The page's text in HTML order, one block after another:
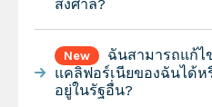
สั่งศาล?
New
ฉันสามารถแก้ไ
แคลิฟอร์เนียของฉันได้
อยู่ในรัฐอื่น?